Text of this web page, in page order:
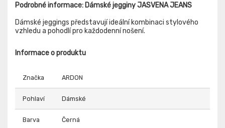
Podrobné informace: Dámské jegginy JASVENA JEANS
Dámské jeggings představují ideální kombinaci stylového
vzhledu a pohodlí pro každodenní nošení.
Informace o produktu
Značka ARDON
Pohlaví Dámské
Barva Černá